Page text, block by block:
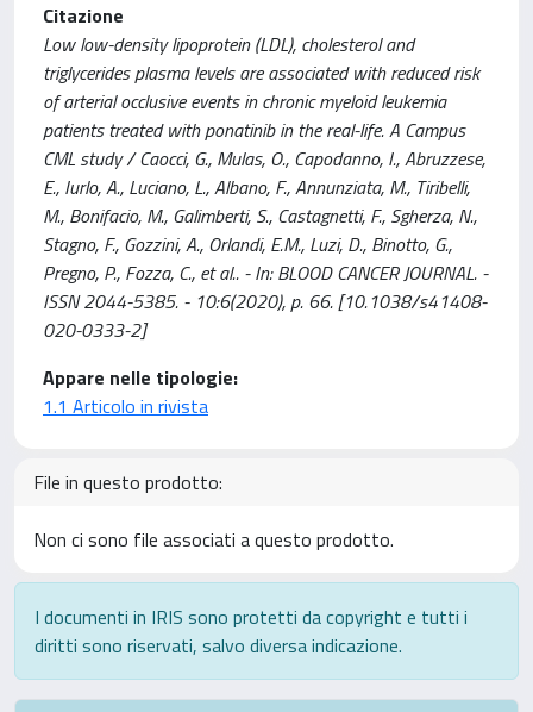
Citazione
Low low-density lipoprotein (LDL), cholesterol and
triglycerides plasma levels are associated with reduced risk
of arterial occlusive events in chronic myeloid leukemia
patients treated with ponatinib in the real-life. A Campus
CML study / Caocci, G., Mulas, O., Capodanno, I., Abruzzese,
E., Iurlo, A., Luciano, L., Albano, F., Annunziata, M., Tiribelli,
M., Bonifacio, M., Galimberti, S., Castagnetti, F., Sgherza, N.,
Stagno, F., Gozzini, A., Orlandi, E.M., Luzi, D., Binotto, G.,
Pregno, P., Fozza, C., et al.. - In: BLOOD CANCER JOURNAL. -
ISSN 2044-5385. - 10:6(2020), p. 66. [10.1038/s41408-
020-0333-2]
Appare nelle tipologie:
1.1 Articolo in rivista
File in questo prodotto:
Non ci sono file associati a questo prodotto.
I documenti in IRIS sono protetti da copyright e tutti i
diritti sono riservati, salvo diversa indicazione.